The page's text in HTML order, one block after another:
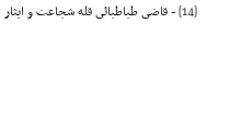
[14]
- قاضى طباطبائى قله شجاعت و ایثار ص31 -